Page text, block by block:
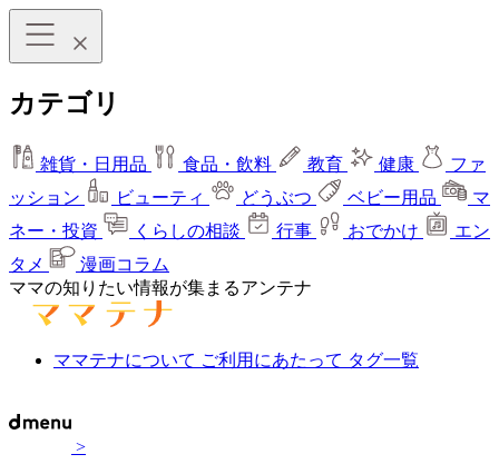
カテゴリ
雑貨・日用品 食品・飲料 教育 健康
ファ
ッション
ビューティ どうぶつ ベビー用品
マ
ネー・投資
くらしの相談 行事 おでかけ
エン
タメ
漫画コラム
ママの知りたい情報が集まるアンテナ
ママテナについて ご利用にあたって タグ一覧
>